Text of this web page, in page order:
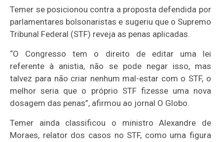
Temer se posicionou contra a proposta defendida por
parlamentares bolsonaristas e sugeriu que o Supremo
Tribunal Federal (STF) reveja as penas aplicadas.
“O Congresso tem o direito de editar uma lei
referente à anistia, não se pode negar isso, mas
talvez para não criar nenhum mal-estar com o STF, o
melhor seria que o próprio STF fizesse uma nova
dosagem das penas”, afirmou ao jornal O Globo.
Temer ainda classificou o ministro Alexandre de
Moraes, relator dos casos no STF, como uma figura